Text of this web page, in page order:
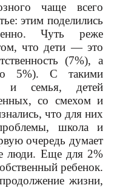
чаще всего
этим поделились
Чуть реже
что дети — это
(7%), а
5%). С такими
и семья, детей
со смехом и
что для них
школа и
очередь думает
люди. Еще для 2%
ребенок.
жизни,